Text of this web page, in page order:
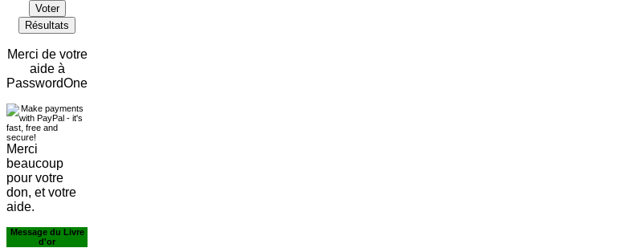
Voter
Résultats
Merci de votre
aide à
PasswordOne
Merci
beaucoup
pour votre
don, et votre
aide.
Message du Livre
d'or